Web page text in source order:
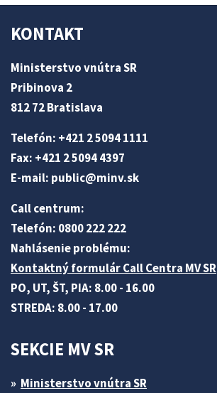
KONTAKT
Ministerstvo vnútra SR
Pribinova 2
812 72 Bratislava
Telefón: +421 2 5094 1111
Fax: +421 2 5094 4397
E-mail: public@minv.sk
Call centrum:
Telefón: 0800 222 222
Nahlásenie problému:
Kontaktný formulár Call Centra MV SR
PO, UT, ŠT, PIA: 8.00 - 16.00
STREDA: 8.00 - 17.00
SEKCIE MV SR
Ministerstvo vnútra SR